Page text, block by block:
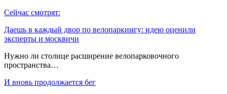
Сейчас смотрят:
Даешь в каждый двор по велопаркингу: идею оценили
эксперты и москвичи
Нужно ли столице расширение велопарковочного
пространства…
И вновь продолжается бег